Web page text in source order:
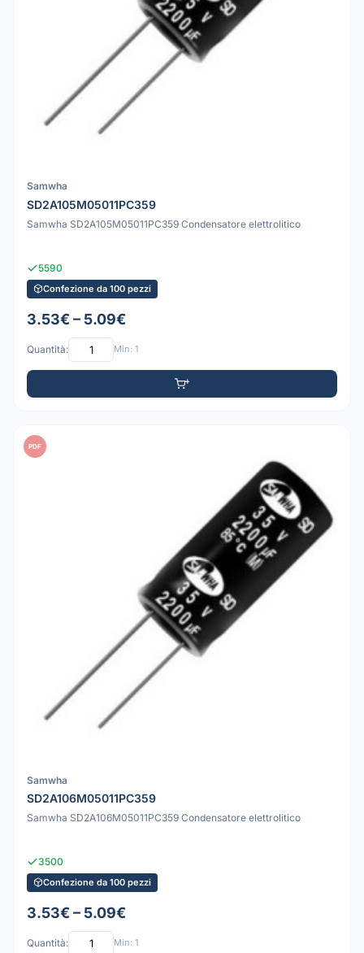
Samwha
SD2A105M05011PC359
Samwha SD2A105M05011PC359 Condensatore elettrolitico
5590
Confezione da 100 pezzi
3.53€ – 5.09€
Quantità: Min: 1
PDF
Samwha
SD2A106M05011PC359
Samwha SD2A106M05011PC359 Condensatore elettrolitico
3500
Confezione da 100 pezzi
3.53€ – 5.09€
Quantità: Min: 1